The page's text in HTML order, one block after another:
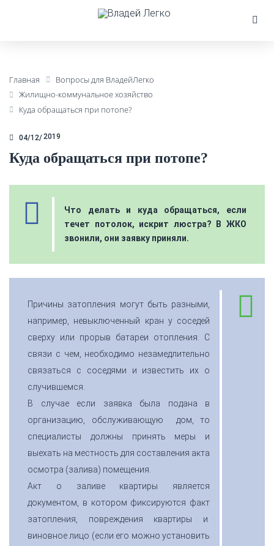
Главная
Вопросы для ВладейЛегко
Жилищно-коммунальное хозяйство
Куда обращаться при потопе?
04/12 2019
Куда обращаться при потопе?
Что делать и куда обращаться, если
течет потолок, искрит люстра? В ЖКО
звонили, они заявку приняли.
Причины затопления могут быть разными,
например, невыключенный кран у соседей
сверху или прорыв батареи отопления. С
связи с чем, необходимо незамедлительно
связаться с соседями и известить их о
случившемся.
В случае если заявка была подана в
организацию, обслуживающую дом, то
специалисты должны принять меры и
выехать на местность для составления акта
осмотра (залива) помещения.
Акт о заливе квартиры является
документом, в котором фиксируются факт
затопления, повреждения квартиры и
виновное лицо (если его можно установить